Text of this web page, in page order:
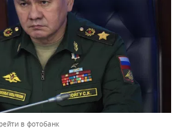
в фотобанк